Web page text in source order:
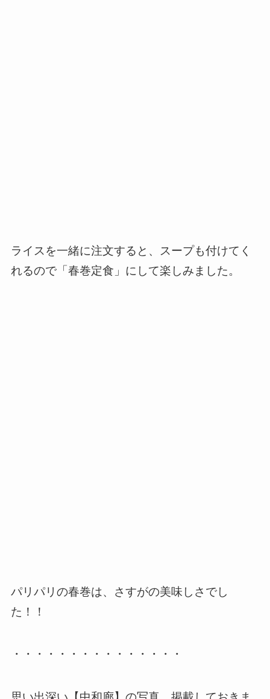
ライスを一緒に注文すると、スープも付けてく
れるので「春巻定食」にして楽しみました。
パリパリの春巻は、さすがの美味しさでし
た！！
・・・・・・・・・・・・・・・